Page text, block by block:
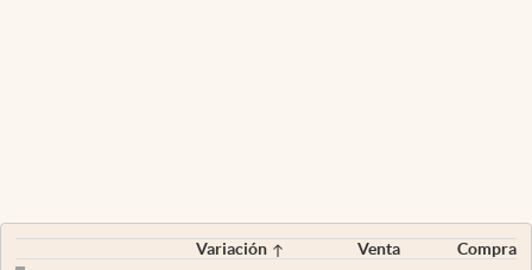
Variación Venta
Compra